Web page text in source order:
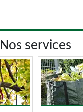
Nos services